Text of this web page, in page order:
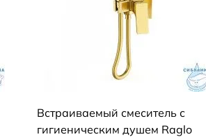
Встраиваемый смеситель с
гигиеническим душем Raglo